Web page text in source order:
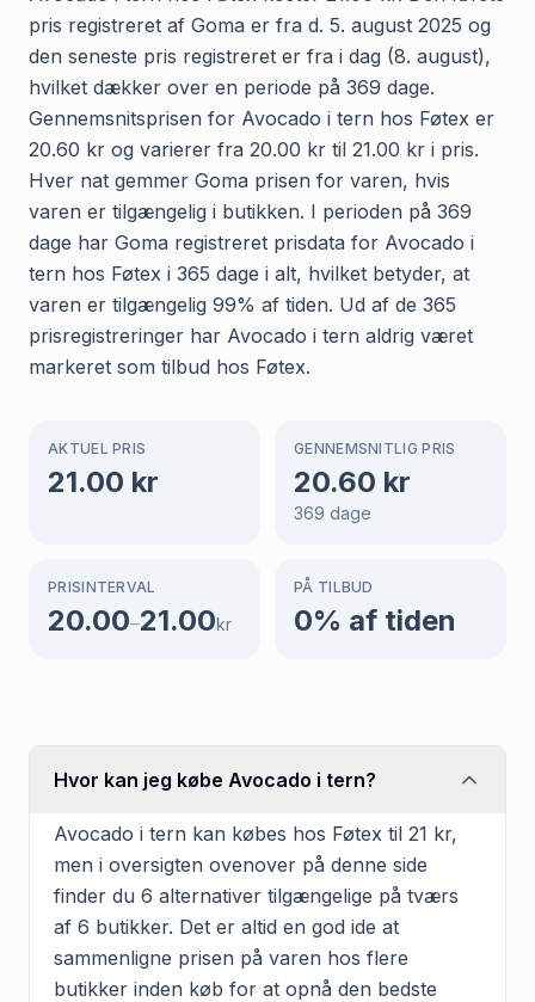
pris registreret af Goma er fra d. 5. august 2025 og
den seneste pris registreret er fra i dag (8. august),
hvilket dækker over en periode på 369 dage.
Gennemsnitsprisen for Avocado i tern hos Føtex er
20.60 kr og varierer fra 20.00 kr til 21.00 kr i pris.
Hver nat gemmer Goma prisen for varen, hvis
varen er tilgængelig i butikken. I perioden på 369
dage har Goma registreret prisdata for Avocado i
tern hos Føtex i 365 dage i alt, hvilket betyder, at
varen er tilgængelig 99% af tiden. Ud af de 365
prisregistreringer har Avocado i tern aldrig været
markeret som tilbud hos Føtex.
AKTUEL PRIS
21.00 kr
GENNEMSNITLIG PRIS
20.60 kr
369 dage
PRISINTERVAL
20.00–21.00kr
PÅ TILBUD
0% af tiden
Hvor kan jeg købe Avocado i tern?
Avocado i tern kan købes hos Føtex til 21 kr,
men i oversigten ovenover på denne side
finder du 6 alternativer tilgængelige på tværs
af 6 butikker. Det er altid en god ide at
sammenligne prisen på varen hos flere
butikker inden køb for at opnå den bedste